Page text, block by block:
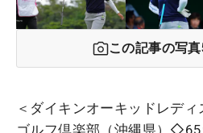
この記事の写真
＜ダイキンオーキッドレ